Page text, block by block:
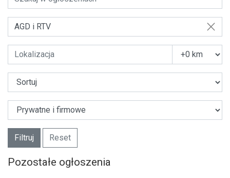
AGD i RTV
Filtruj Reset
Pozostałe ogłoszenia